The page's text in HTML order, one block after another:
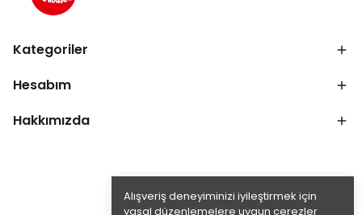
Alışveriş deneyiminizi iyileştirmek için
yasal düzenlemelere uygun çerezler
Kategoriler
Hesabım
Hakkımızda